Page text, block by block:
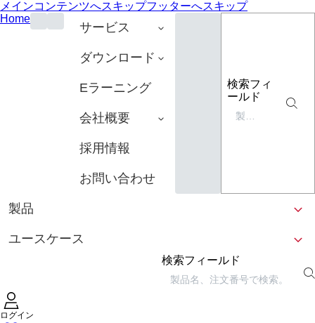
メインコンテンツへスキップフッターへスキップ
Home
サービス
ダウンロード
Eラーニング
会社概要
採用情報
お問い合わせ
検索フィ
ールド
製品
ユースケース
検索フィールド
ログイン